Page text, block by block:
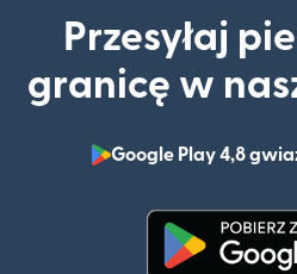
Przesyłaj
granicę w
Google Play 4,8